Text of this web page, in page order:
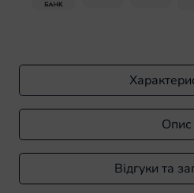
Опис
Відгуки та